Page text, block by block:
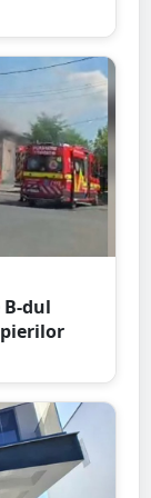
B-dul